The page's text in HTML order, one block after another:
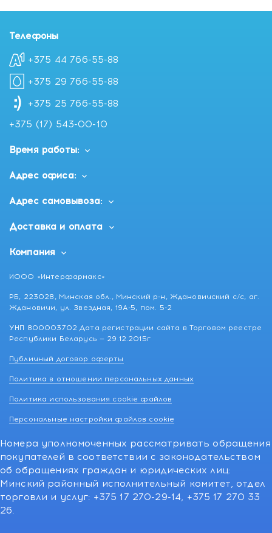
Телефоны
+375 44 766-55-88
+375 29 766-55-88
+375 25 766-55-88
+375 (17) 543-00-10
Время работы:
Адрес офиса:
Адрес самовывоза:
Доставка и оплата
Компания
ИООО «Интерфармакс»
РБ, 223028, Минская обл., Минский р-н, Ждановичский с/с, аг.
Ждановичи, ул. Звездная, 19А-5, пом. 5-2
УНП 800003702 Дата регистрации сайта в Торговом реестре
Республики Беларусь — 29.12.2015г
Публичный договор оферты
Политика в отношении персональных данных
Политика использования cookie файлов
Персональные настройки файлов cookie
Номера уполномоченных рассматривать обращения
покупателей в соответствии с законодательством
об обращениях граждан и юридических лиц:
Минский районный исполнительный комитет, отдел
торговли и услуг: +375 17 270-29-14, +375 17 270 33
26.